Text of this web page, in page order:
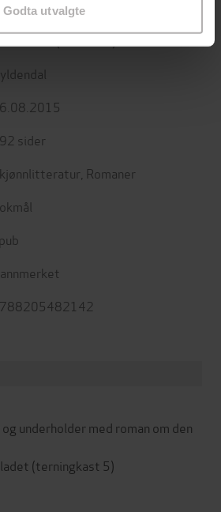
Godta utvalgte
roman
Linde(forfatter)
sider
Romaner
underholder med roman om den
(terningkast 5)